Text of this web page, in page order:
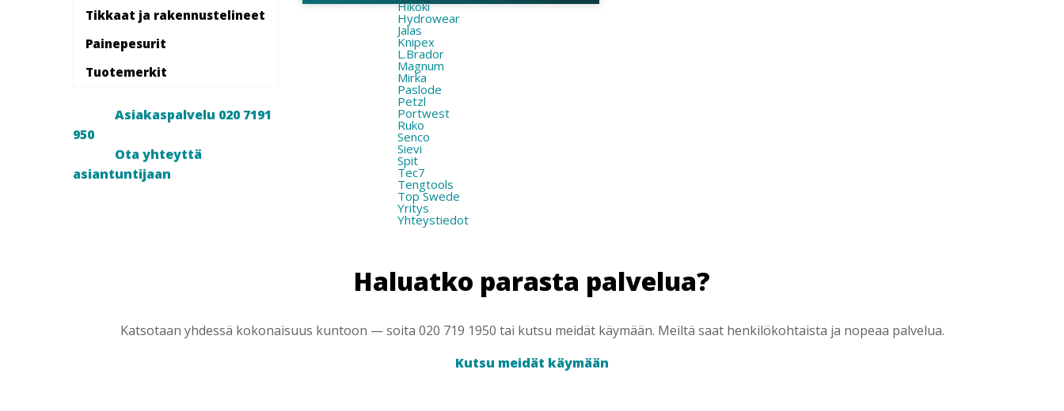
Hikoki
Hydrowear
Jalas
Knipex
L.Brador
Magnum
Mirka
Paslode
Petzl
Portwest
Ruko
Senco
Sievi
Spit
Tec7
Tengtools
Top Swede
Yritys
Yhteystiedot
Tikkaat ja rakennustelineet
Painepesurit
Tuotemerkit
Asiakaspalvelu 020 7191
950
Ota yhteyttä
asiantuntijaan
Haluatko parasta palvelua?
Katsotaan yhdessä kokonaisuus kuntoon — soita 020 719 1950 tai kutsu meidät käymään. Meiltä saat henkilökohtaista ja nopeaa palvelua.
Kutsu meidät käymään